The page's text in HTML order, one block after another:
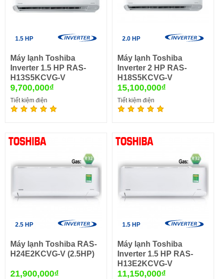
1.5 HP
Máy lạnh Toshiba
Inverter 1.5 HP RAS-
H13S5KCVG-V
9,700,000₫
Tiết kiệm điện
2.0 HP
Máy lạnh Toshiba
Inverter 2 HP RAS-
H18S5KCVG-V
15,100,000₫
Tiết kiệm điện
2.5 HP
Máy lạnh Toshiba RAS-
H24E2KCVG-V (2.5HP)
21,900,000₫
1.5 HP
Máy lạnh Toshiba
Inverter 1.5 HP RAS-
H13E2KCVG-V
11,150,000₫